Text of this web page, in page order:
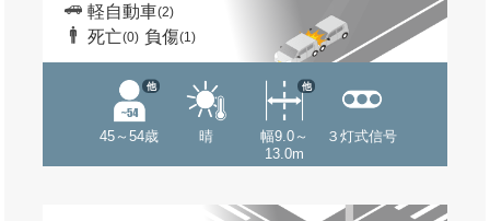
軽自動車(2)
死亡(0) 負傷(1)
45～54歳
他
晴
幅9.0～
13.0m
他
３灯式信号